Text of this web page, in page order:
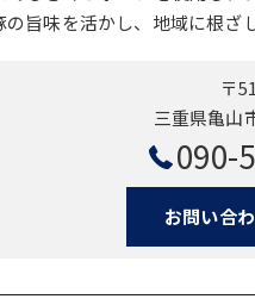
旨味を活かし、地域に根ざ
〒
三重県亀山
090-
お問い合